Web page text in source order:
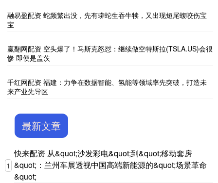
融易盈配资 蛇频繁出没，先有蟒蛇生吞牛犊，又出现短尾蝮咬伤宝
宝
赢翻网配资 空头爆了！马斯克怒怼：继续做空特斯拉(TSLA.US)会很
惨 即便是盖茨
千红网配资 福建：力争在数据智能、氢能等领域率先突破，打造未
来产业先导区
最新文章
1
快来配资 从&quot;沙发彩电&quot;到&quot;移动套房
&quot;：兰州车展透视中国高端新能源的&quot;场景革命
&quot;